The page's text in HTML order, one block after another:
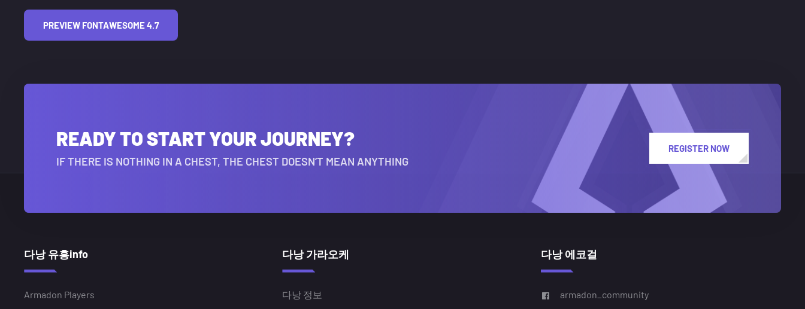
PREVIEW FONTAWESOME 4.7
READY TO START YOUR JOURNEY?
IF THERE IS NOTHING IN A CHEST, THE CHEST DOESN’T MEAN ANYTHING
REGISTER NOW
다낭 유흥info
Armadon Players
다낭 가라오케
다낭 정보
다낭 에코걸
armadon_community